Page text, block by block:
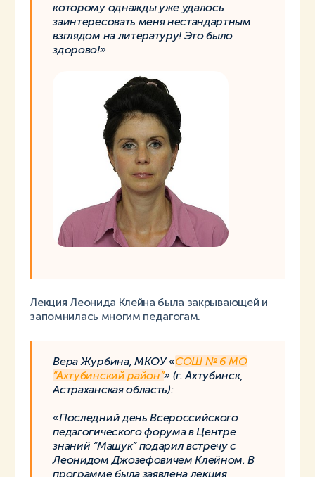
которому однажды уже удалось
заинтересовать меня нестандартным
взглядом на литературу! Это было
здорово!»
Лекция Леонида Клейна была закрывающей и
запомнилась многим педагогам.
Вера Журбина, МКОУ «СОШ № 6 МО
“Ахтубинский район”» (г. Ахтубинск,
Астраханская область):
«Последний день Всероссийского
педагогического форума в Центре
знаний “Машук” подарил встречу с
Леонидом Джозефовичем Клейном. В
программе была заявлена лекция